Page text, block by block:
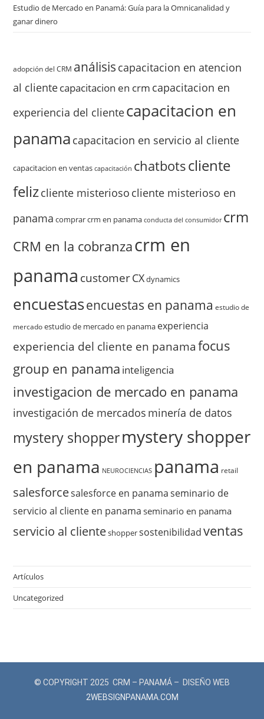
Estudio de Mercado en Panamá: Guía para la Omnicanalidad y
ganar dinero
adopción del CRM análisis capacitacion en atencion
al clientecapacitacion en crm capacitacion en
experiencia del clientecapacitacion en
panama capacitacion en servicio al cliente
capacitacion en ventas capacitación chatbotscliente
felizcliente misterioso cliente misterioso en
panama comprar crm en panama conducta del consumidor crm
CRM en la cobranzacrm en
panama customerCXdynamics
encuestasencuestas en panama estudio de
mercado estudio de mercado en panama experiencia
experiencia del cliente en panama focus
group en panama inteligencia
investigacion de mercado en panama
investigación de mercados minería de datos
mystery shoppermystery shopper
en panama NEUROCIENCIAS panama retail
salesforcesalesforce en panama seminario de
servicio al cliente en panama seminario en panama
servicio al clienteshoppersostenibilidad ventas
Artículos
Uncategorized
© COPYRIGHT 2025 CRM – PANAMÁ – DISEÑO WEB
2WEBSIGNPANAMA.COM